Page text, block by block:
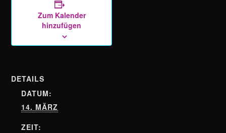
Zum Kalender
hinzufügen
DETAILS
DATUM:
14. MÄRZ
ZEIT: